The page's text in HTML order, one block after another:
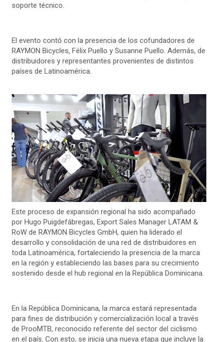
soporte técnico.
El evento contó con la presencia de los cofundadores de
RAYMON Bicycles, Félix Puello y Susanne Puello. Además, de
distribuidores y representantes provenientes de distintos
países de Latinoamérica.
Este proceso de expansión regional ha sido acompañado
por Hugo Puigdefábregas, Export Sales Manager LATAM &
RoW de RAYMON Bicycles GmbH, quien ha liderado el
desarrollo y consolidación de una red de distribuidores en
toda Latinoamérica, fortaleciendo la presencia de la marca
en la región y estableciendo las bases para su crecimiento
sostenido desde el hub regional en la República Dominicana.
En la República Dominicana, la marca estará representada
para fines de distribución y comercialización local a través
de ProoMTB, reconocido referente del sector del ciclismo
en el país. Con esto, se inicia una nueva etapa que incluye la